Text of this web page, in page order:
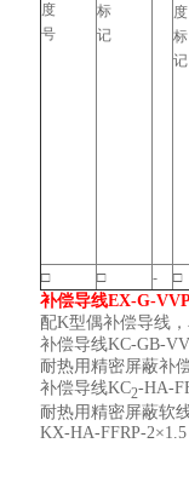
度
号
标
记
度
标
记
□ □ - □
补偿导线EX-G-
配K型偶补偿导线
补偿导线KC-GB-
耐热用精密屏蔽补
补偿导线KC2-HA-
耐热用精密屏蔽软
KX-HA-FFRP-2×1.5